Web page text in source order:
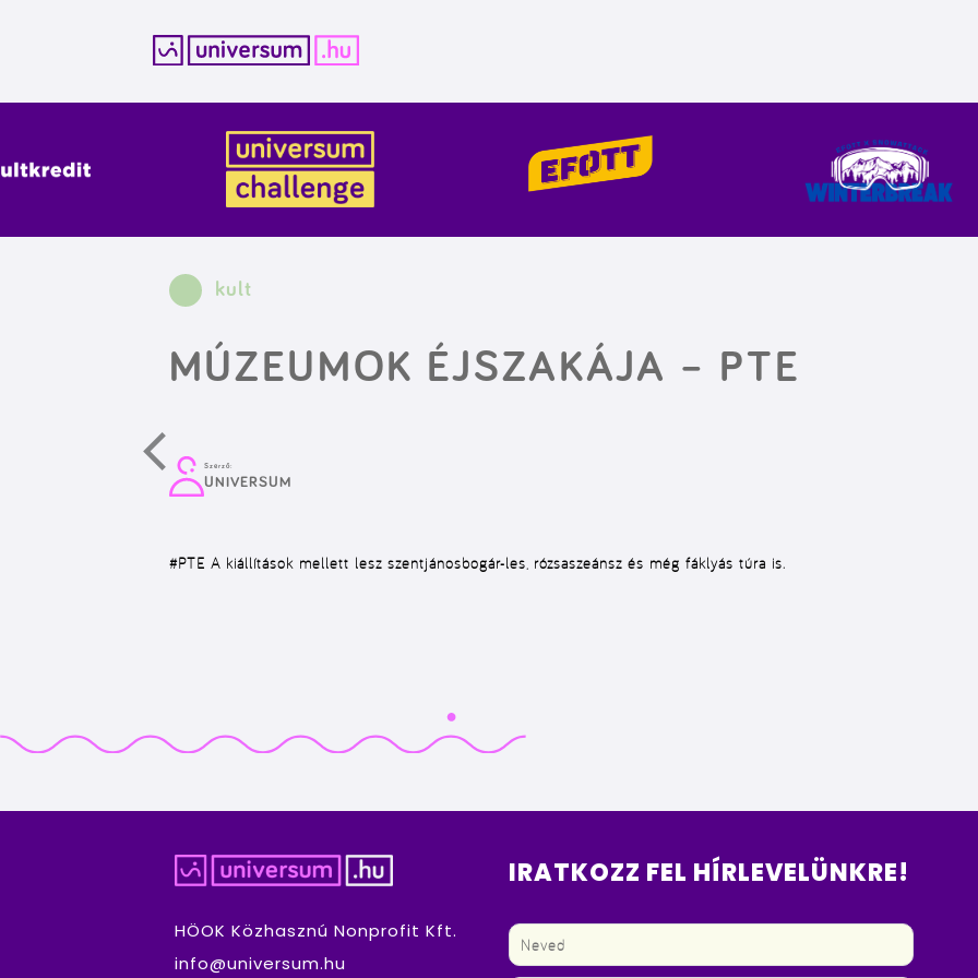
kult
MÚZEUMOK ÉJSZAKÁJA – PTE
Szerző:
UNIVERSUM
#PTE A kiállítások mellett lesz szentjánosbogár-les, rózsaszeánsz és még fáklyás túra is.
HÖOK Közhasznú Nonprofit Kft.
info@universum.hu
IRATKOZZ FEL HÍRLEVELÜNKRE!